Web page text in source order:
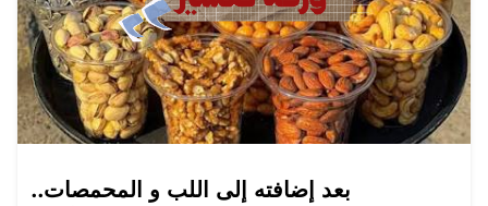
بعد إضافته إلى اللب و المحمصات..